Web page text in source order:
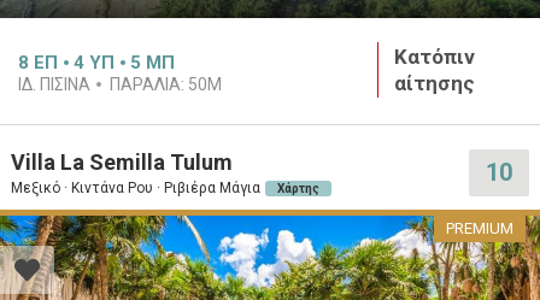
8 ΕΠ 4 ΥΠ 5 ΜΠ
ΙΔ. ΠΙΣΙΝΑ ΠΑΡΑΛΙΑ: 50M
Κατόπιν
αίτησης
Villa La Semilla Tulum
Μεξικό · Κιντάνα Ρου · Ριβιέρα Μάγια Χάρτης
10
PREMIUM